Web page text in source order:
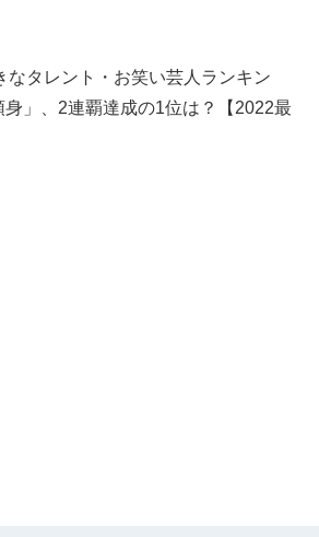
なタレント・お笑い芸人ランキン
」、2連覇達成の1位は？【2022最